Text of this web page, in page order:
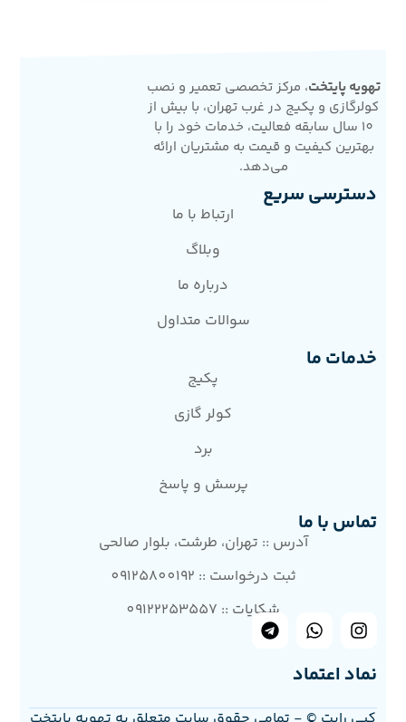
تهویه پایتخت، مرکز تخصصی تعمیر و نصب
کولرگازی و پکیج در غرب تهران، با بیش از
10 سال سابقه فعالیت، خدمات خود را با
بهترین کیفیت و قیمت به مشتریان ارائه
می‌دهد.
دسترسی سریع
ارتباط با ما
وبلاگ
درباره ما
سوالات متداول
خدمات ما
پکیج
کولر گازی
برد
پرسش و پاسخ
تماس با ما
آدرس :: تهران، طرشت، بلوار صالحی
ثبت درخواست :: 09125800192
شکایات :: 09122253557
نماد اعتماد